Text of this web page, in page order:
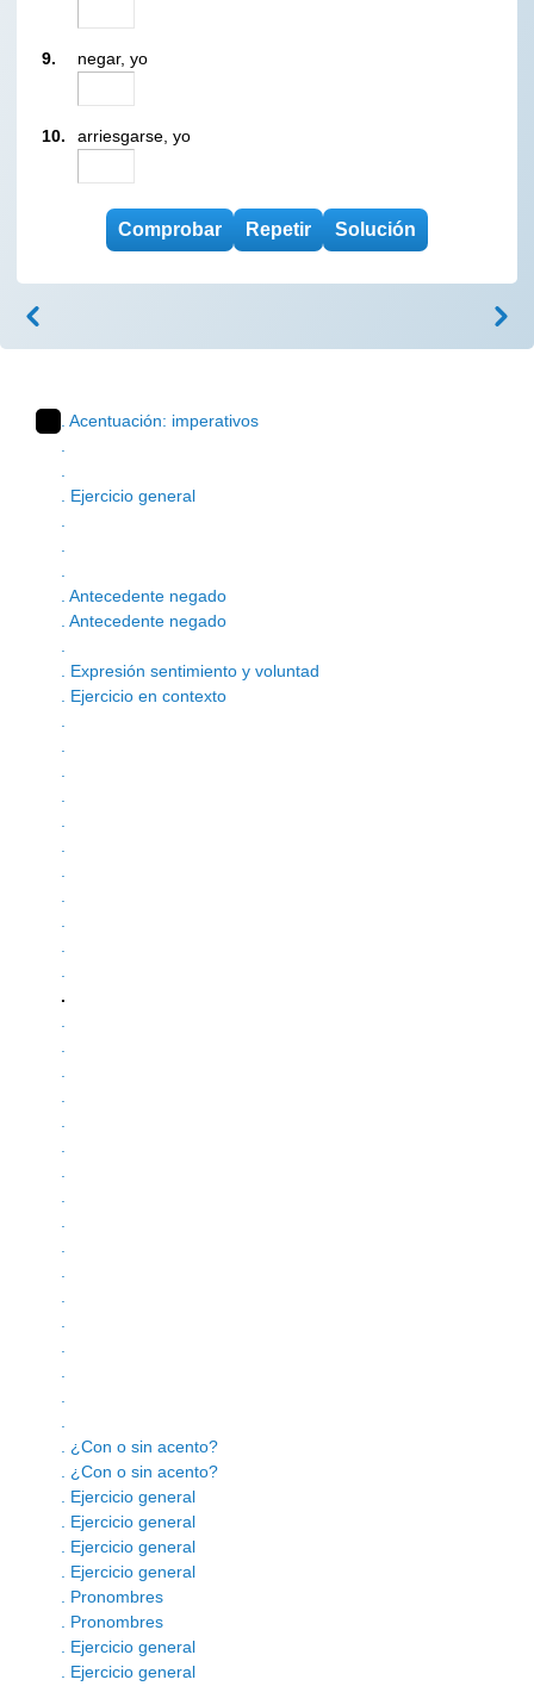
9. negar, yo
10. arriesgarse, yo
. Acentuación: imperativos
.
.
. Ejercicio general
.
.
.
. Antecedente negado
. Antecedente negado
.
. Expresión sentimiento y voluntad
. Ejercicio en contexto
.
.
.
.
.
.
.
.
.
.
.
.
.
.
.
.
.
.
.
.
.
.
.
.
.
.
.
.
.
. ¿Con o sin acento?
. ¿Con o sin acento?
. Ejercicio general
. Ejercicio general
. Ejercicio general
. Ejercicio general
. Pronombres
. Pronombres
. Ejercicio general
. Ejercicio general